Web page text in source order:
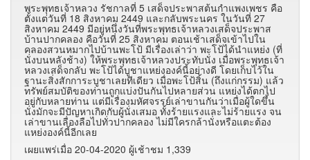
พระพุทธเจ้าหลวง รัชกาลที่ 5 เสด็จประพาสต้นกำแพงเพชร คือ
ตั้งแต่วันที่ 18 สิงหาคม 2449 และกลับพระนคร ในวันที่ 27
สิงหาคม 2449 มีอยู่หนึ่งวันที่พระพุทธเจ้าหลวงเสด็จประพาส
บ้านปากคลอง คือวันที่ 25 สิงหาคม ตอนเช้าเสด็จเข้าไปใน
คลองสวนหมากไปบ้านพะโป้ มีเรื่องเล่าว่า พะโป้ได้นำแหย่ง (ที่
นั่งบนหลังช้าง) ให้พระพุทธเจ้าหลวงประทับนั่ง เมื่อพระพุทธเจ้า
หลวงเสด็จกลับ พะโป้ได้บูชาแหย่งองค์นี้อย่างดี โดยเก็บไว้ใน
ฐานะสิ่งสักการะบูชาเลยทีเดียว เมื่อพะโป้สิ้น (ถึงแก่กรรม) แล้ว
ทรัพย์สมบัติของท่านถูกแบ่งปันกันไปหลายส่วน แหย่งได้ตกไป
อยู่กับหลายท่าน แต่มีเรื่องมหัศจรรย์เล่าขานกันว่าเมื่อผู้ใดขึ้น
นั่งมักจะมีปัญหาเกิดกับผู้นั่งเสมอ ทั้งร้ายแรงและไม่ร้ายแรง จน
เล่าขานเลื่องลือไปทั่วปากคลอง ไม่มีใครกล้านั่งหรือแตะต้อง
แหย่งองค์นี้อีกเลย
เผยแพร่เมื่อ 20-04-2020 ผู้เช้าชม 1,339